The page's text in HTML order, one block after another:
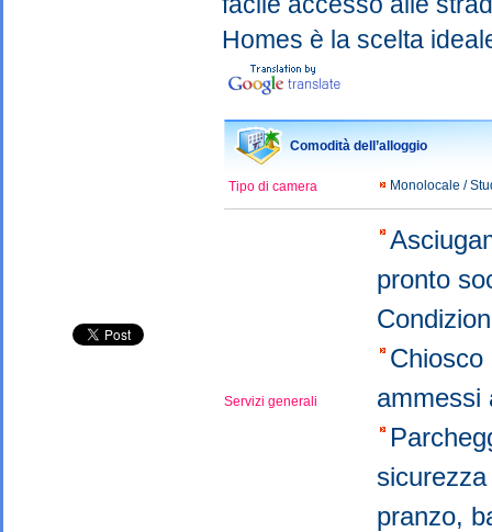
Homes è la scelta
Comodità dell’alloggio
Tipo di camera Monolocale /
Servizi generali
pronto
pranzo,